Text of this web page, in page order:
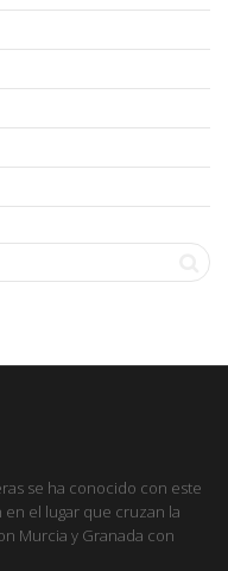
se ha conocido con este
el lugar que cruzan la
Murcia y Granada con